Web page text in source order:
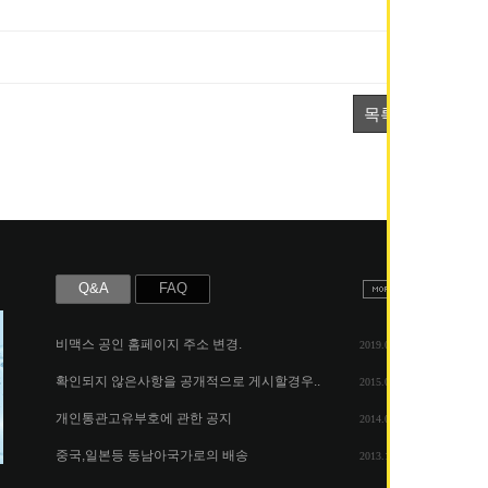
목록
Q&A FAQ
비맥스 공인 홈페이지 주소 변경. 2019.05.07
확인되지 않은사항을 공개적으로 게시할경우.. 2015.06.25
개인통관고유부호에 관한 공지 2014.08.06
중국,일본등 동남아국가로의 배송 2013.11.26